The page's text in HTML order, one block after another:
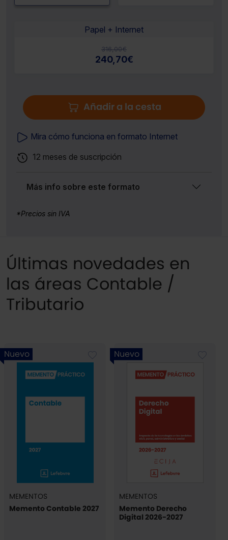
Papel + Internet
316,00€
240,70€
Añadir a la cesta
Mira cómo funciona en formato Internet
12 meses de suscripción
Más info sobre este formato
*Precios sin IVA
Últimas novedades en
las áreas Contable /
Tributario
Nuevo
MEMENTOS
Memento Contable 2027
Nuevo
MEMENTOS
Memento Derecho
Digital 2026-2027